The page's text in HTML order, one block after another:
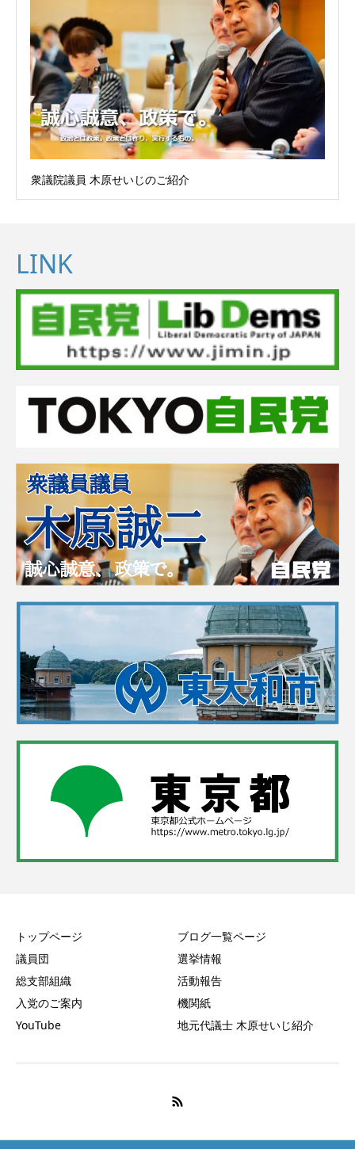
衆議院議員 木原せいじのご紹介
LINK
トップページ
議員団
総支部組織
入党のご案内
YouTube
ブログ一覧ページ
選挙情報
活動報告
機関紙
地元代議士 木原せいじ紹介